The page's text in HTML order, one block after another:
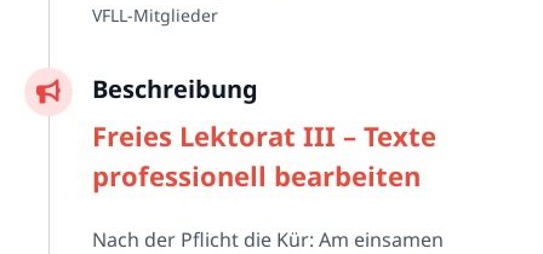
VFLL-Mitglieder
Beschreibung
Freies Lektorat III – Texte
professionell bearbeiten
Nach der Pflicht die Kür: Am einsamen